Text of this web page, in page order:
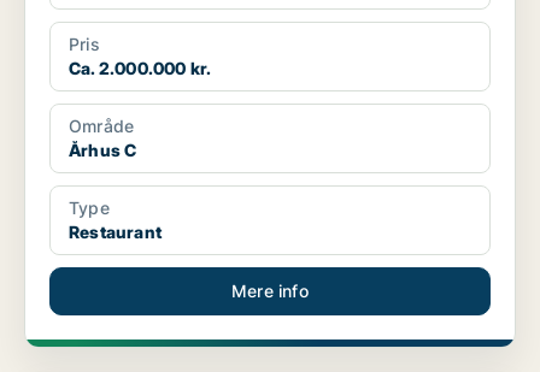
Pris
Ca. 2.000.000 kr.
Område
Århus C
Type
Restaurant
Mere info